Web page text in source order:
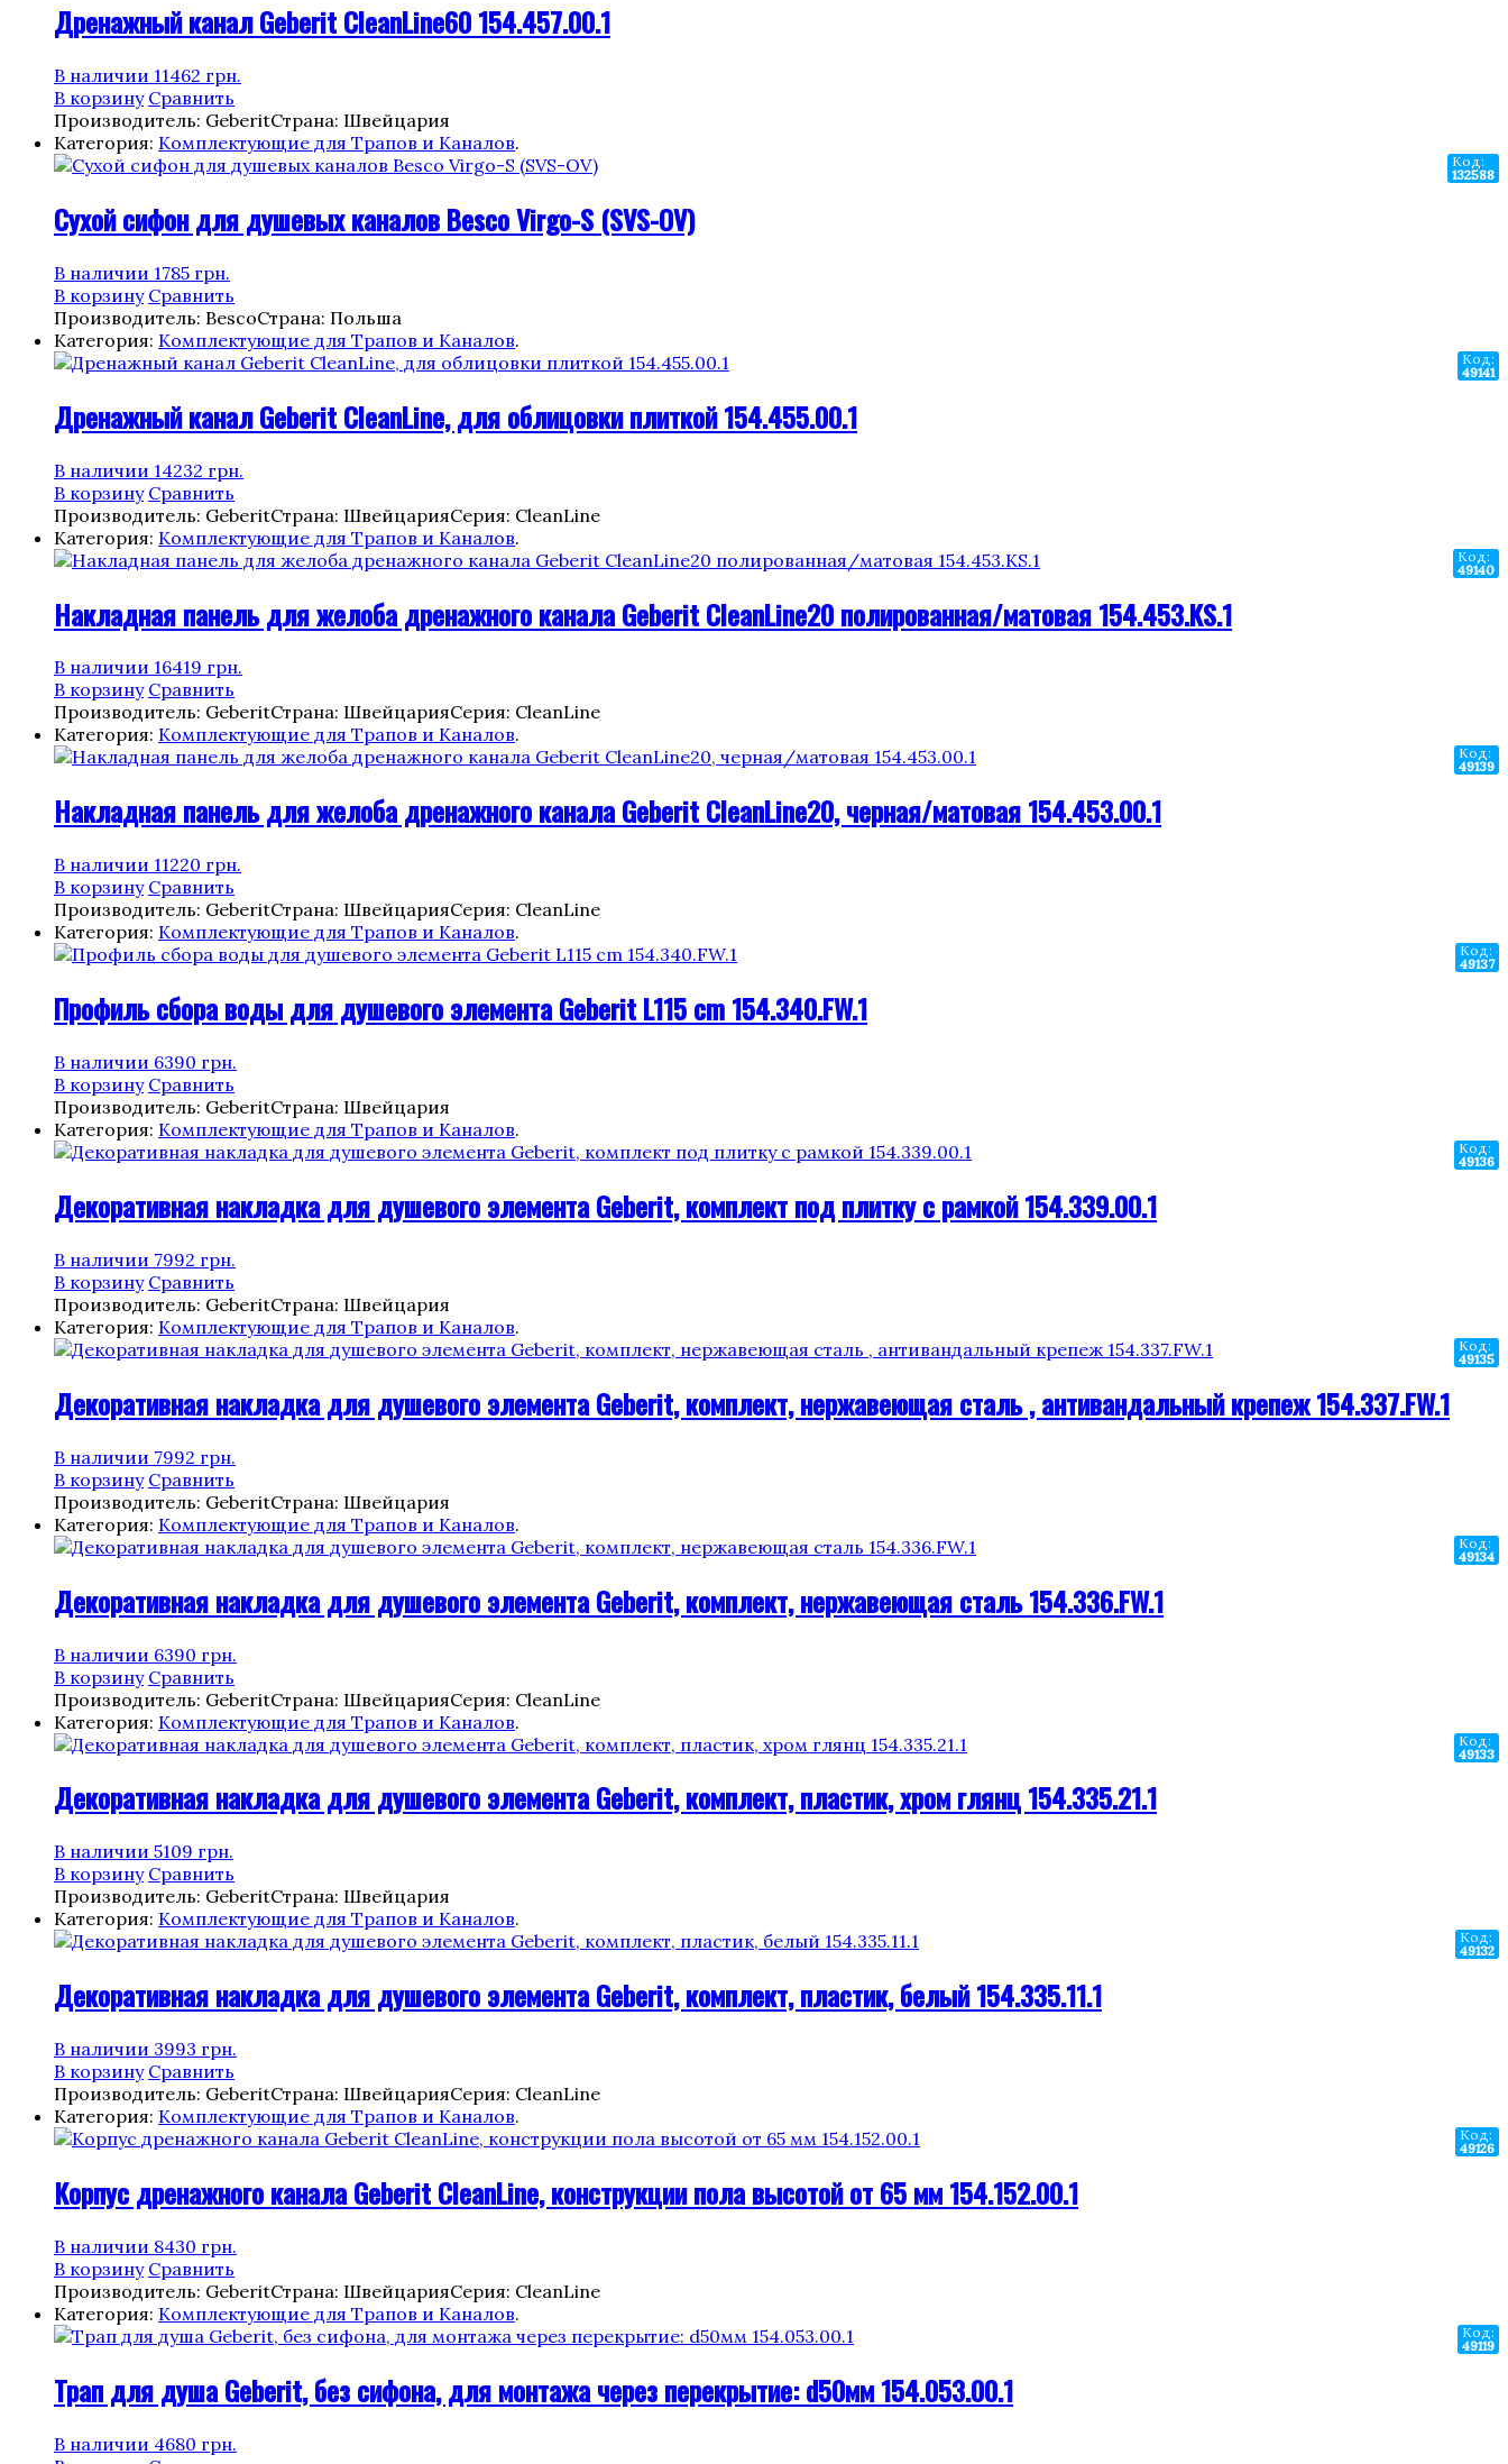
Дренажный канал Geberit CleanLine60 154.457.00.1
В наличии 11462 грн.
В корзину Сравнить
Производитель: GeberitСтрана: Швейцария
Категория: Комплектующие для Трапов и Каналов.
Код:
132588
Cухой сифон для душевых каналов Besco Virgo-S (SVS-OV)
В наличии 1785 грн.
В корзину Сравнить
Производитель: BescoСтрана: Польша
Категория: Комплектующие для Трапов и Каналов.
Код:
49141
Дренажный канал Geberit CleanLine, для облицовки плиткой 154.455.00.1
В наличии 14232 грн.
В корзину Сравнить
Производитель: GeberitСтрана: ШвейцарияСерия: CleanLine
Категория: Комплектующие для Трапов и Каналов.
Код:
49140
Накладная панель для желоба дренажного канала Geberit CleanLine20 полированная/матовая 154.453.KS.1
В наличии 16419 грн.
В корзину Сравнить
Производитель: GeberitСтрана: ШвейцарияСерия: CleanLine
Категория: Комплектующие для Трапов и Каналов.
Код:
49139
Накладная панель для желоба дренажного канала Geberit CleanLine20, черная/матовая 154.453.00.1
В наличии 11220 грн.
В корзину Сравнить
Производитель: GeberitСтрана: ШвейцарияСерия: CleanLine
Категория: Комплектующие для Трапов и Каналов.
Код:
49137
Профиль сбора воды для душевого элемента Geberit L115 cm 154.340.FW.1
В наличии 6390 грн.
В корзину Сравнить
Производитель: GeberitСтрана: Швейцария
Категория: Комплектующие для Трапов и Каналов.
Код:
49136
Декоративная накладка для душевого элемента Geberit, комплект под плитку с рамкой 154.339.00.1
В наличии 7992 грн.
В корзину Сравнить
Производитель: GeberitСтрана: Швейцария
Категория: Комплектующие для Трапов и Каналов.
Код:
49135
Декоративная накладка для душевого элемента Geberit, комплект, нержавеющая сталь , антивандальный крепеж 154.337.FW.1
В наличии 7992 грн.
В корзину Сравнить
Производитель: GeberitСтрана: Швейцария
Категория: Комплектующие для Трапов и Каналов.
Код:
49134
Декоративная накладка для душевого элемента Geberit, комплект, нержавеющая сталь 154.336.FW.1
В наличии 6390 грн.
В корзину Сравнить
Производитель: GeberitСтрана: ШвейцарияСерия: CleanLine
Категория: Комплектующие для Трапов и Каналов.
Код:
49133
Декоративная накладка для душевого элемента Geberit, комплект, пластик, хром глянц 154.335.21.1
В наличии 5109 грн.
В корзину Сравнить
Производитель: GeberitСтрана: Швейцария
Категория: Комплектующие для Трапов и Каналов.
Код:
49132
Декоративная накладка для душевого элемента Geberit, комплект, пластик, белый 154.335.11.1
В наличии 3993 грн.
В корзину Сравнить
Производитель: GeberitСтрана: ШвейцарияСерия: CleanLine
Категория: Комплектующие для Трапов и Каналов.
Код:
49126
Корпус дренажного канала Geberit CleanLine, конструкции пола высотой от 65 мм 154.152.00.1
В наличии 8430 грн.
В корзину Сравнить
Производитель: GeberitСтрана: ШвейцарияСерия: CleanLine
Категория: Комплектующие для Трапов и Каналов.
Код:
49119
Трап для душа Geberit, без сифона, для монтажа через перекрытие: d50мм 154.053.00.1
В наличии 4680 грн.